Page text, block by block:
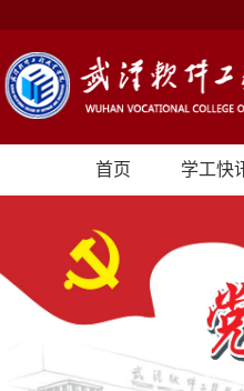
首页 学工快